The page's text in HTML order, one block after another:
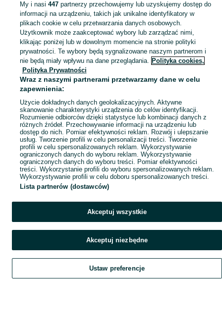
KATEGORIA
Skorzystaj z największego serwisu ogłoszeniowego - Kuchary Borowe i okolice! Kupuj to, czego pragniesz i sprzedawaj to, czego już nie potrzebujesz! Zobacz
Mapa kategorii
Mapa miejscowości
Mapa ministron
Popularne wyszukiwania
Szukaj Obserwujesz Dodaj Czat Konto
My i nasi 447partnerzy przechowujemy lub uzyskujemy dostęp do
informacji na urządzeniu, takich jak unikalne identyfikatory w
plikach cookie w celu przetwarzania danych osobowych.
Użytkownik może zaakceptować wybory lub zarządzać nimi,
klikając poniżej lub w dowolnym momencie na stronie polityki
prywatności. Te wybory będą sygnalizowane naszym partnerom i
nie będą miały wpływu na dane przeglądania. Polityka cookies,
Polityka Prywatności
Wraz z naszymi partnerami przetwarzamy dane w celu
zapewnienia:
Użycie dokładnych danych geolokalizacyjnych. Aktywne
skanowanie charakterystyki urządzenia do celów identyfikacji.
Rozumienie odbiorców dzięki statystyce lub kombinacji danych z
różnych źródeł. Przechowywanie informacji na urządzeniu lub
dostęp do nich. Pomiar efektywności reklam. Rozwój i ulepszanie
usług. Tworzenie profili w celu personalizacji treści. Tworzenie
profili w celu spersonalizowanych reklam. Wykorzystywanie
ograniczonych danych do wyboru reklam. Wykorzystywanie
ograniczonych danych do wyboru treści. Pomiar efektywności
treści. Wykorzystanie profili do wyboru spersonalizowanych reklam.
Wykorzystywanie profili w celu doboru spersonalizowanych treści.
Lista partnerów (dostawców)
Akceptuj wszystkie
Akceptuj niezbędne
Ustaw preferencje